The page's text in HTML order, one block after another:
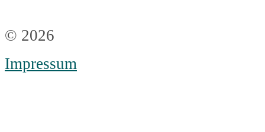
© 2026
Impressum